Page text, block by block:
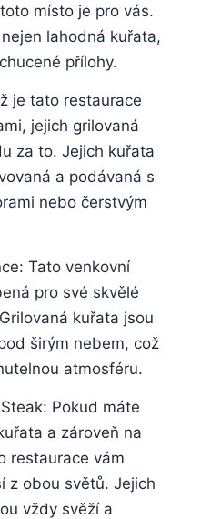
místo je ​pro‍ vás.
lahodná kuřata,
přílohy.
je tato restaurace⁢
jejich grilovaná
za to. Jejich kuřata
a podávaná s
nebo čerstvým
Tato venkovní
pro své​ skvělé
kuřata jsou
širým nebem,​ což
atmosféru.
​Pokud ⁢máte
a zároveň‍ na
restaurace vám
z ‍obou světů. ⁣Jejich
⁢vždy svěží a